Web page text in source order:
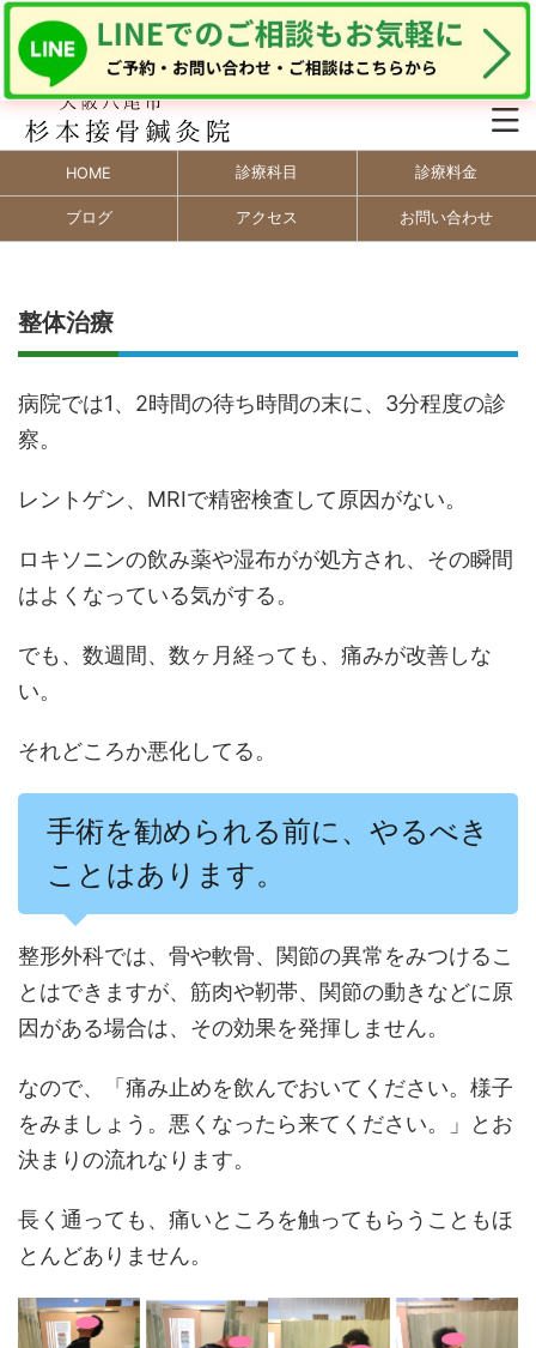
HOME 診療科目 診療料金
ブログ アクセス お問い合わせ
整体治療
病院では1、2時間の待ち時間の末に、3分程度の診
察。
レントゲン、MRIで精密検査して原因がない。
ロキソニンの飲み薬や湿布がが処方され、その瞬間
はよくなっている気がする。
でも、数週間、数ヶ月経っても、痛みが改善しな
い。
それどころか悪化してる。
手術を勧められる前に、やるべき
ことはあります。
整形外科では、骨や軟骨、関節の異常をみつけるこ
とはできますが、筋肉や靭帯、関節の動きなどに原
因がある場合は、その効果を発揮しません。
なので、「痛み止めを飲んでおいてください。様子
をみましょう。悪くなったら来てください。」とお
決まりの流れなります。
長く通っても、痛いところを触ってもらうこともほ
とんどありません。